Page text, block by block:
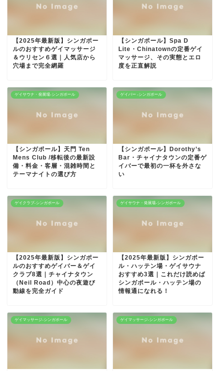
【2025年最新版】シンガポー
ルのおすすめゲイマッサージ
＆ウリセン６選｜人気店から
穴場まで完全網羅
【シンガポール】Spa D
Lite・Chinatownの定番ゲイ
マッサージ、その実態とエロ
度を正直解説
ゲイサウナ・発展場-シンガポール
【シンガポール】天門 Ten
Mens Club /移転後の最新設
備・料金・客層・混雑時間と
テーマナイトの選び方
ゲイバー -シンガポール
【シンガポール】Dorothy’s
Bar・チャイナタウンの定番ゲ
イバーで最初の一杯を外さな
い
ゲイクラブ-シンガポール
【2025年最新版】シンガポー
ルのおすすめゲイバー＆ゲイ
クラブ8選｜チャイナタウン
（Neil Road）中心の夜遊び
動線を完全ガイド
ゲイサウナ・発展場-シンガポール
【2025年最新版】シンガポー
ル・ハッテン場・ゲイサウナ
おすすめ3選｜これだけ読めば
シンガポール・ハッテン場の
情報通になれる！
ゲイマッサージ-シンガポール ゲイマッサージ-シンガポール